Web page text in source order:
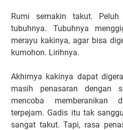
Rumi semakin takut. Peluh
tubuhnya. Tubuhnya
merayu kakinya, agar bisa
kumohon. Lirihnya.
Akhirnya kakinya dapat
masih penasaran dengan
mencoba memberanikan
terpejam. Gadis itu tak
sangat takut. Tapi, rasa